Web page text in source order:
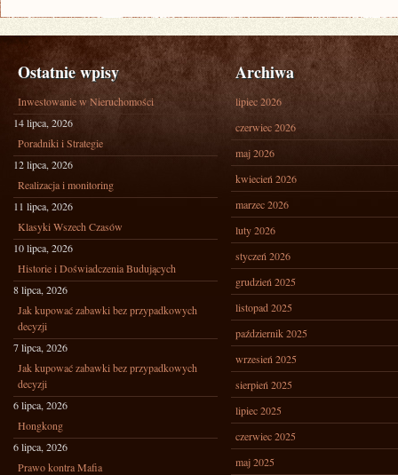
Ostatnie wpisy
Inwestowanie w Nieruchomości
14 lipca, 2026
Poradniki i Strategie
12 lipca, 2026
Realizacja i monitoring
11 lipca, 2026
Klasyki Wszech Czasów
10 lipca, 2026
Historie i Doświadczenia Budujących
8 lipca, 2026
Jak kupować zabawki bez przypadkowych
decyzji
7 lipca, 2026
Jak kupować zabawki bez przypadkowych
decyzji
6 lipca, 2026
Hongkong
6 lipca, 2026
Prawo kontra Mafia
Archiwa
lipiec 2026
czerwiec 2026
maj 2026
kwiecień 2026
marzec 2026
luty 2026
styczeń 2026
grudzień 2025
listopad 2025
październik 2025
wrzesień 2025
sierpień 2025
lipiec 2025
czerwiec 2025
maj 2025